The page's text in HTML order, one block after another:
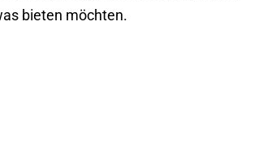
bieten möchten.